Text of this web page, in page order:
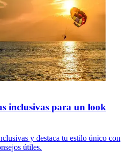
inclusivas para un look
y destaca tu estilo único con
útiles.